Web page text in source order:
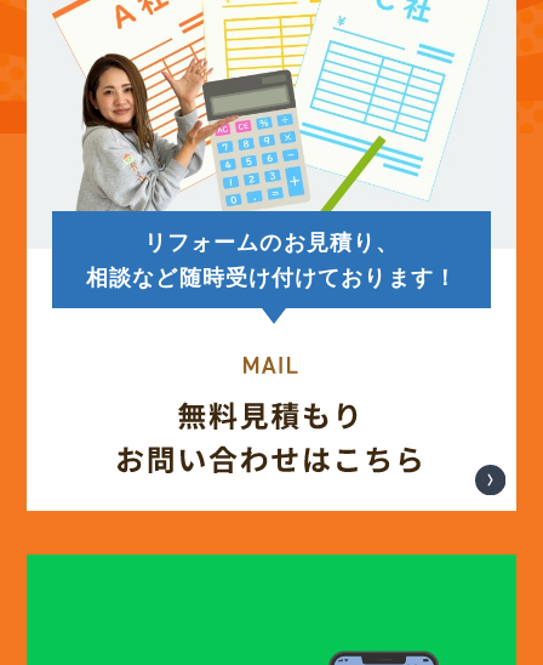
2025年8月 (13)
2025年7月 (14)
2025年6月 (12)
2025年5月 (12)
(12)
2025年2月 (13)
リフォームのお見積り、
相談など随時受け付けております！